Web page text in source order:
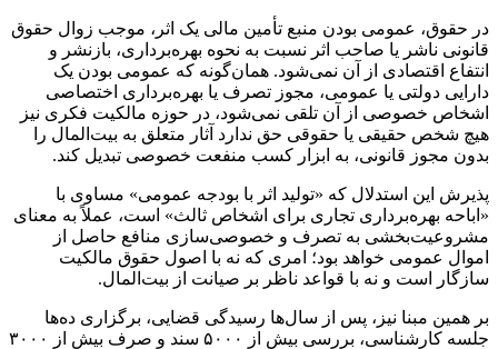
در حقوق، عمومی بودن منبع تأمین مالی یک اثر، موجب زوال حقوق
قانونی ناشر یا صاحب اثر نسبت به نحوه بهره‌برداری، بازنشر و
انتفاع اقتصادی از آن نمی‌شود. همان‌گونه که عمومی بودن یک
دارایی دولتی یا عمومی، مجوز تصرف یا بهره‌برداری اختصاصی
اشخاص خصوصی از آن تلقی نمی‌شود، در حوزه مالکیت فکری نیز
هیچ شخص حقیقی یا حقوقی حق ندارد آثار متعلق به بیت‌المال را
بدون مجوز قانونی، به ابزار کسب منفعت خصوصی تبدیل کند.
پذیرش این استدلال که «تولید اثر با بودجه عمومی» مساوی با
«اباحه بهره‌برداری تجاری برای اشخاص ثالث» است، عملاً به معنای
مشروعیت‌بخشی به تصرف و خصوصی‌سازی منافع حاصل از
اموال عمومی خواهد بود؛ امری که نه با اصول حقوق مالکیت
سازگار است و نه با قواعد ناظر بر صیانت از بیت‌المال.
بر همین مبنا نیز، پس از سال‌ها رسیدگی قضایی، برگزاری ده‌ها
جلسه کارشناسی، بررسی بیش از ۵۰۰۰ سند و صرف بیش از ۳۰۰۰